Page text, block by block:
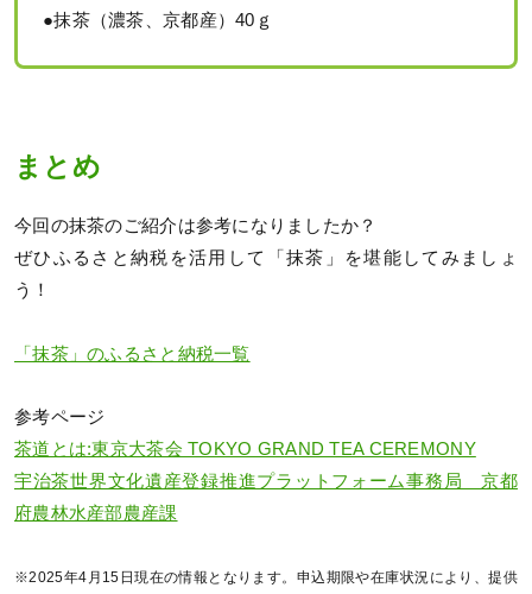
●抹茶（濃茶、京都産）40ｇ
まとめ
今回の抹茶のご紹介は参考になりましたか？
ぜひふるさと納税を活用して「抹茶」を堪能してみましょ
う！
「抹茶」のふるさと納税一覧
参考ページ
茶道とは:東京大茶会 TOKYO GRAND TEA CEREMONY
宇治茶世界文化遺産登録推進プラットフォーム事務局 京都
府農林水産部農産課
※2025年4月15日現在の情報となります。申込期限や在庫状況により、提供